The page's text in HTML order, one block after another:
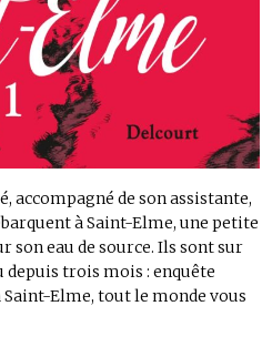
accompagné de son assistante,
à Saint-Elme, une petite
son eau de source. Ils sont sur
depuis trois mois : enquête
Elme, tout le monde vous